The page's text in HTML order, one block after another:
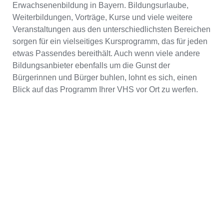
Erwachsenenbildung in Bayern. Bildungsurlaube,
Weiterbildungen, Vorträge, Kurse und viele weitere
Veranstaltungen aus den unterschiedlichsten Bereichen
sorgen für ein vielseitiges Kursprogramm, das für jeden
etwas Passendes bereithält. Auch wenn viele andere
Bildungsanbieter ebenfalls um die Gunst der
Bürgerinnen und Bürger buhlen, lohnt es sich, einen
Blick auf das Programm Ihrer VHS vor Ort zu werfen.